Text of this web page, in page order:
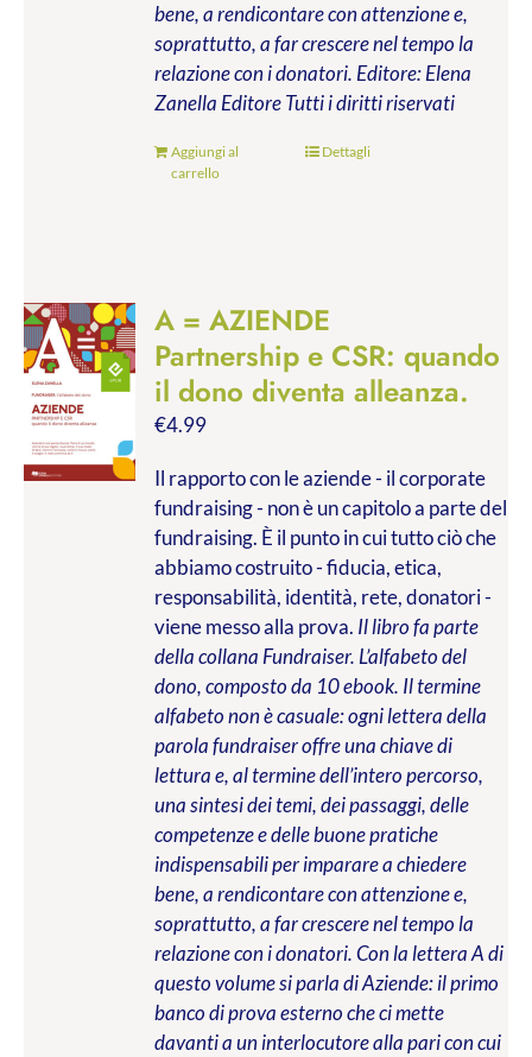
bene, a rendicontare con attenzione e,
soprattutto, a far crescere nel tempo la
relazione con i donatori. Editore: Elena
Zanella EditoreTutti i diritti riservati
Aggiungi al
carrello
Dettagli
A = AZIENDE
Partnership e CSR: quando
il dono diventa alleanza.
€4.99
Il rapporto con le aziende - il corporate
fundraising - non è un capitolo a parte del
fundraising. È il punto in cui tutto ciò che
abbiamo costruito - fiducia, etica,
responsabilità, identità, rete, donatori -
viene messo alla prova. Il libro fa parte
della collana Fundraiser. L’alfabeto del
dono, composto da 10 ebook. Il termine
alfabeto non è casuale: ogni lettera della
parola fundraiser offre una chiave di
lettura e, al termine dell’intero percorso,
una sintesi dei temi, dei passaggi, delle
competenze e delle buone pratiche
indispensabili per imparare a chiedere
bene, a rendicontare con attenzione e,
soprattutto, a far crescere nel tempo la
relazione con i donatori. Con la lettera A di
questo volume si parla di Aziende: il primo
banco di prova esterno che ci mette
davanti a un interlocutore alla pari con cui